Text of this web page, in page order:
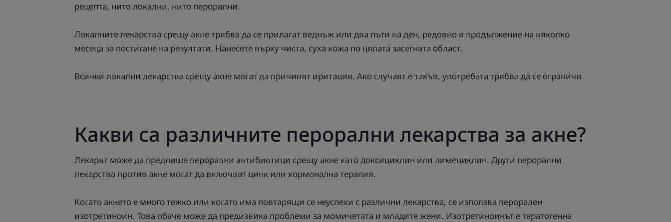
рецепта, нито локални, нито перорални.
Локалните лекарства срещу акне трябва да се прилагат веднъж или два пъти на ден, редовно в продължение на няколко
месеца за постигане на резултати. Нанесете върху чиста, суха кожа по цялата засегната област.
Всички локални лекарства срещу акне могат да причинят иритация. Ако случаят е такъв, употребата трябва да се ограничи
Какви са различните перорални лекарства за акне?
Лекарят може да предпише перорални антибиотици срещу акне като доксициклин или лимециклин. Други перорални
лекарства против акне могат да включват цинк или хормонална терапия.
Когато акнето е много тежко или когато има повтарящи се неуспехи с различни лекарства, се използва перорален
изотретиноин. Това обаче може да предизвика проблеми за момичетата и младите жени. Изотретиноинът е тератогенна